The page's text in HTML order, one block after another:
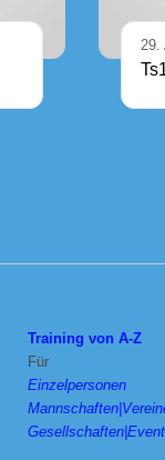
29.
Training von A-Z
Für
Einzelpersonen